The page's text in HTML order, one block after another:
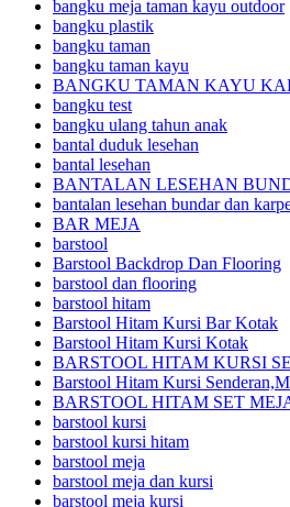
bangku meja taman kayu outdoor
bangku plastik
bangku taman
bangku taman kayu
BANGKU TAMAN KAYU
bangku test
bangku ulang tahun anak
bantal duduk lesehan
bantal lesehan
BANTALAN LESEHAN
bantalan lesehan bundar dan
BAR MEJA
barstool
Barstool Backdrop Dan Flooring
barstool dan flooring
barstool hitam
Barstool Hitam Kursi Bar Kotak
Barstool Hitam Kursi Kotak
BARSTOOL HITAM KURSI
Barstool Hitam Kursi
BARSTOOL HITAM SET
barstool kursi
barstool kursi hitam
barstool meja
barstool meja dan kursi
barstool meja kursi